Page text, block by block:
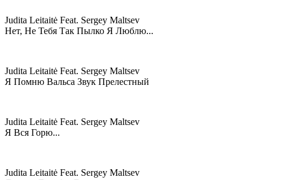
Judita Leitaitė Feat. Sergey Maltsev
Нет, Не Тебя Так Пылко Я Люблю...
Judita Leitaitė Feat. Sergey Maltsev
Я Помню Вальса Звук Прелестный
Judita Leitaitė Feat. Sergey Maltsev
Я Вся Горю...
Judita Leitaitė Feat. Sergey Maltsev